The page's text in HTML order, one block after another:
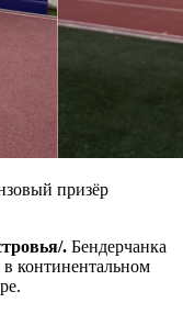
призёр
. Бендерчанка
в континентальном